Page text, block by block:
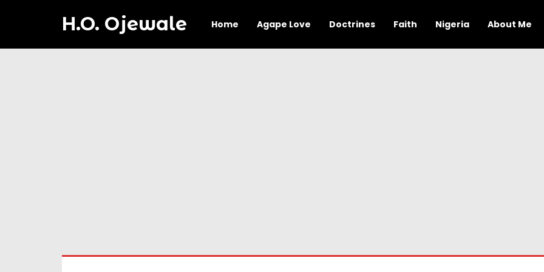
H.O. Ojewale Home Agape Love Doctrines Faith Nigeria About Me